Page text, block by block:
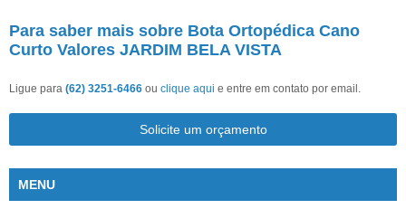
Para saber mais sobre Bota Ortopédica Cano
Curto Valores JARDIM BELA VISTA
Ligue para (62) 3251-6466 ou clique aqui e entre em contato por email.
Solicite um orçamento
MENU